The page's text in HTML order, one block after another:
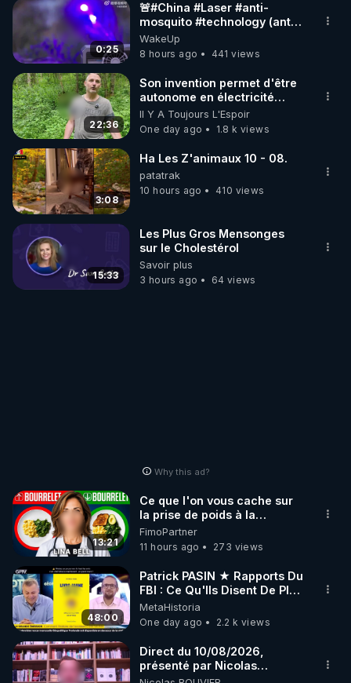
0:25
🚨#China #Laser #anti-
mosquito #technology (anti
#moustique) Photon Matrix
WakeUp
8 hours ago
441 views
22:36
Son invention permet d'être
autonome en électricité
avec un simple ruisseau
Il Y A Toujours L'Espoir
One day ago
1.8 k views
3:08
Ha Les Z'animaux 10 - 08.
patatrak
10 hours ago
410 views
15:33
Les Plus Gros Mensonges
sur le Cholestérol
Savoir plus
3 hours ago
64 views
Why this ad?
13:21
Ce que l'on vous cache sur
la prise de poids à la
ménopause
FimoPartner
11 hours ago
273 views
48:00
Patrick PASIN ★ Rapports Du
FBI : Ce Qu'Ils Disent De Plus
Grave Sur Hitler
MetaHistoria
One day ago
2.2 k views
Direct du 10/08/2026,
présenté par Nicolas
BOUVIER